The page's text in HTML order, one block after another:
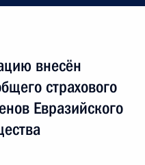
внесён
страхового
Евразийского